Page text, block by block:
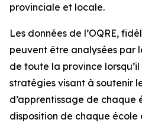
provinciale et locale.
Les données de l’OQRE,
peuvent être analysées par
de toute la province
stratégies visant à soutenir
d’apprentissage de chaque
disposition de chaque école